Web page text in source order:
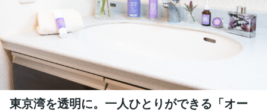
東京湾を透明に。一人ひとりができる「オー